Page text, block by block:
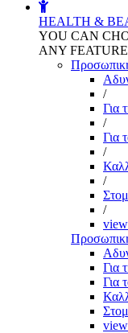
HEALTH &
YOU CAN
ANY
/
Για
/
Για
/
/
/
Για
Για